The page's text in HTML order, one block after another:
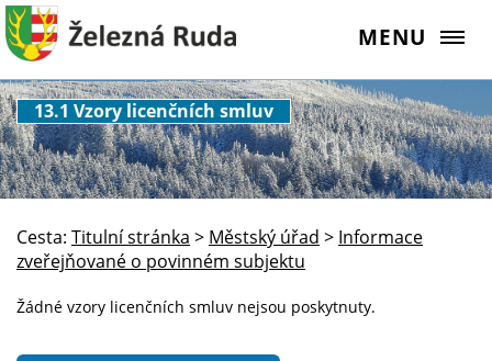
MENU
13.1 Vzory licenčních smluv
Cesta: Titulní stránka > Městský úřad > Informace
zveřejňované o povinném subjektu
Žádné vzory licenčních smluv nejsou poskytnuty.